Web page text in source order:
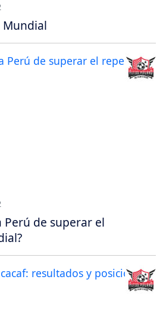
Mundial
de superar el